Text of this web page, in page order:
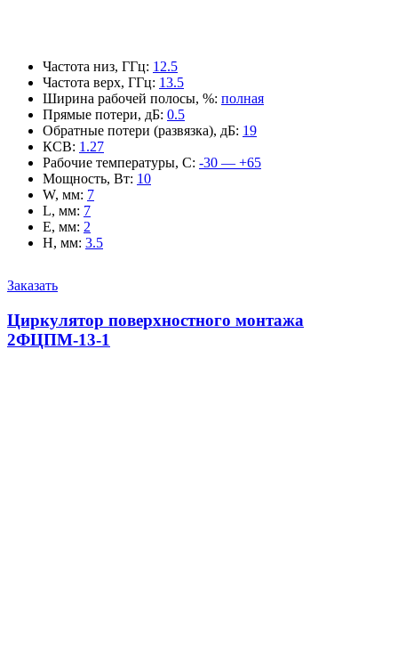
Частота низ, ГГц: 12.5
Частота верх, ГГц: 13.5
Ширина рабочей полосы, %: полная
Прямые потери, дБ: 0.5
Обратные потери (развязка), дБ: 19
КСВ: 1.27
Рабочие температуры, С: -30 — +65
Мощность, Вт: 10
W, мм: 7
L, мм: 7
E, мм: 2
H, мм: 3.5
Заказать
Циркулятор поверхностного монтажа
2ФЦПМ-13-1